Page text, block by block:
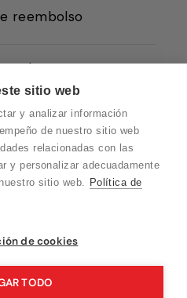
sitio web
y analizar información
de nuestro sitio web
relacionadas con las
y personalizar adecuadamente
sitio web. Política de
de cookies
TODO
reembolso
de Venta
somos
Cookies
de Datos
EN
DE
IT
Recuerda que
atención al cliente es de